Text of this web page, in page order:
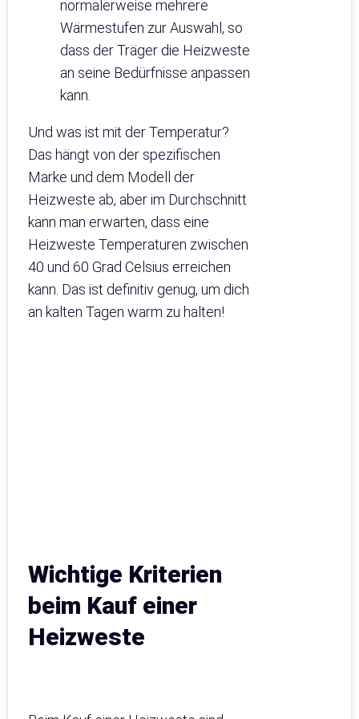
normalerweise mehrere
Wärmestufen zur Auswahl, so
dass der Träger die Heizweste
an seine Bedürfnisse anpassen
kann.
Und was ist mit der Temperatur?
Das hängt von der spezifischen
Marke und dem Modell der
Heizweste ab, aber im Durchschnitt
kann man erwarten, dass eine
Heizweste Temperaturen zwischen
40 und 60 Grad Celsius erreichen
kann. Das ist definitiv genug, um dich
an kalten Tagen warm zu halten!
Wichtige Kriterien
beim Kauf einer
Heizweste